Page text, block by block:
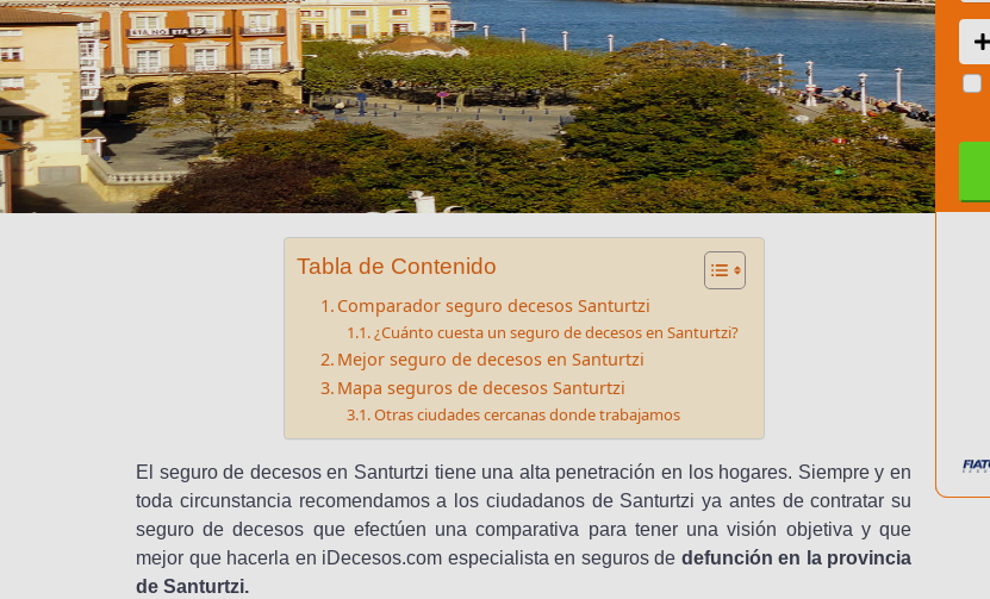
Tabla de Contenido
Comparador seguro decesos Santurtzi
¿Cuánto cuesta un seguro de decesos en Santurtzi?
Mejor seguro de decesos en Santurtzi
Mapa seguros de decesos Santurtzi
Otras ciudades cercanas donde trabajamos
El seguro de decesos en Santurtzi tiene una alta penetración en los hogares. Siempre y en
toda circunstancia recomendamos a los ciudadanos de Santurtzi ya antes de contratar su
seguro de decesos que efectúen una comparativa para tener una visión objetiva y que
mejor que hacerla en iDecesos.com especialista en seguros de defunción en la provincia
de Santurtzi.